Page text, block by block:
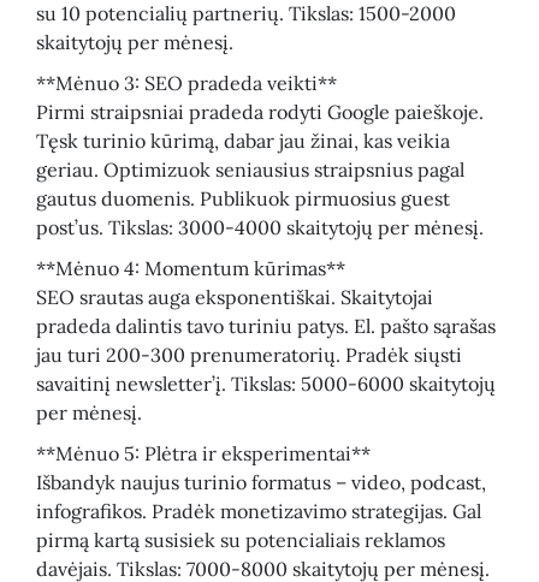
su 10 potencialių partnerių. Tikslas: 1500-2000
skaitytojų per mėnesį.
**Mėnuo 3: SEO pradeda veikti**
Pirmi straipsniai pradeda rodyti Google paieškoje.
Tęsk turinio kūrimą, dabar jau žinai, kas veikia
geriau. Optimizuok seniausius straipsnius pagal
gautus duomenis. Publikuok pirmuosius guest
post’us. Tikslas: 3000-4000 skaitytojų per mėnesį.
**Mėnuo 4: Momentum kūrimas**
SEO srautas auga eksponentiškai. Skaitytojai
pradeda dalintis tavo turiniu patys. El. pašto sąrašas
jau turi 200-300 prenumeratorių. Pradėk siųsti
savaitinį newsletter’į. Tikslas: 5000-6000 skaitytojų
per mėnesį.
**Mėnuo 5: Plėtra ir eksperimentai**
Išbandyk naujus turinio formatus – video, podcast,
infografikos. Pradėk monetizavimo strategijas. Gal
pirmą kartą susisiek su potencialiais reklamos
davėjais. Tikslas: 7000-8000 skaitytojų per mėnesį.